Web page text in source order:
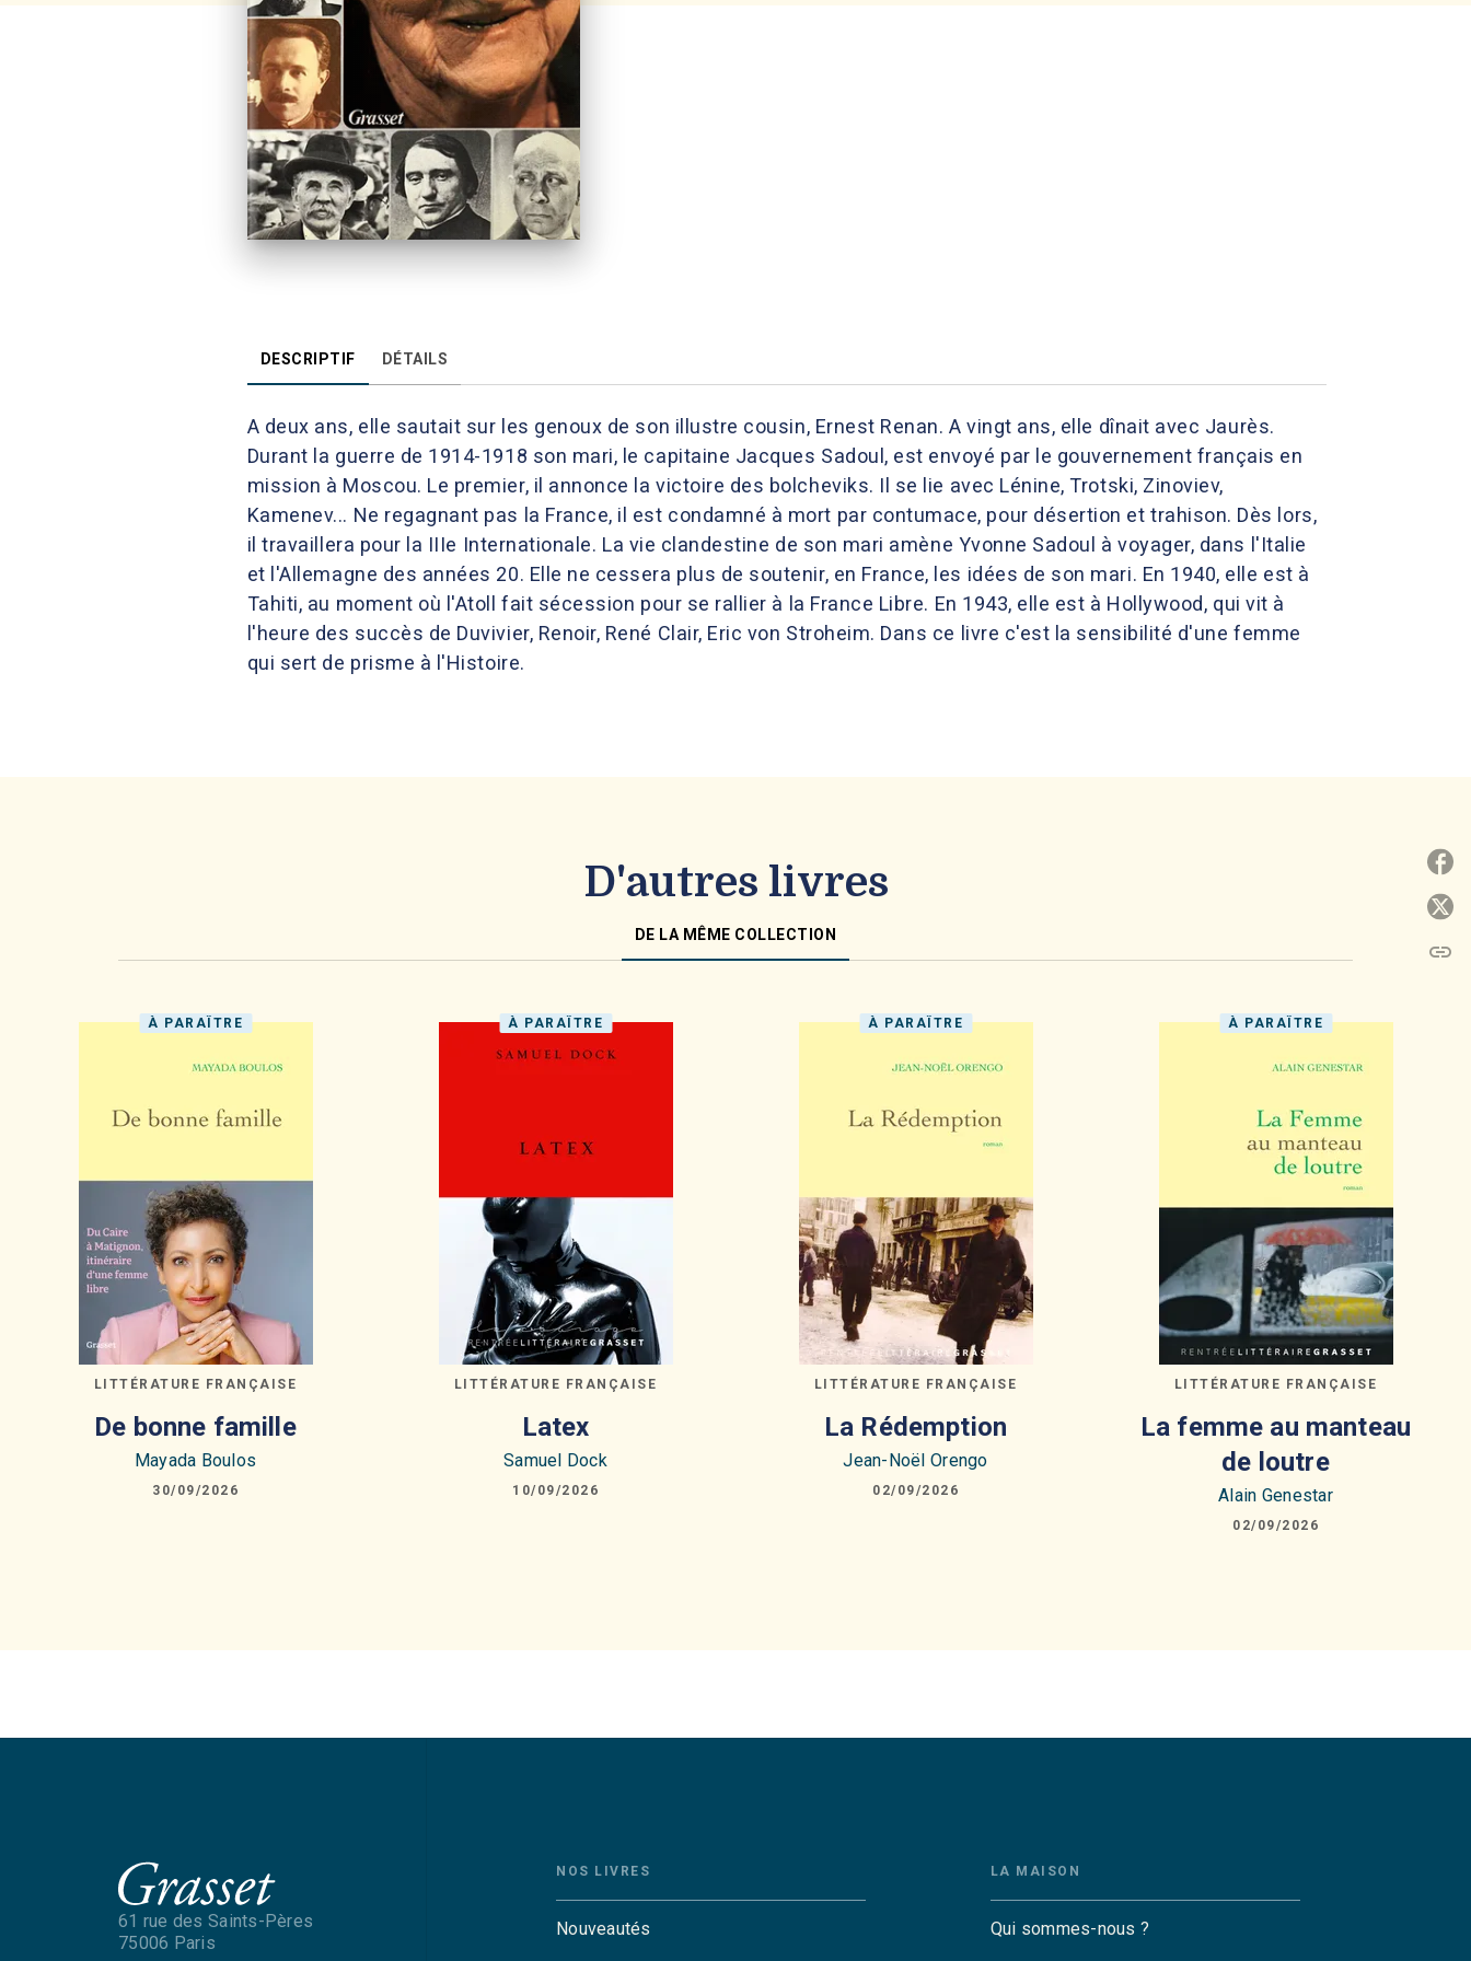
DESCRIPTIF DÉTAILS
A deux ans, elle sautait sur les genoux de son illustre cousin, Ernest Renan. A vingt ans, elle dînait avec Jaurès.
Durant la guerre de 1914-1918 son mari, le capitaine Jacques Sadoul, est envoyé par le gouvernement français en
mission à Moscou. Le premier, il annonce la victoire des bolcheviks. Il se lie avec Lénine, Trotski, Zinoviev,
Kamenev... Ne regagnant pas la France, il est condamné à mort par contumace, pour désertion et trahison. Dès lors,
il travaillera pour la IIIe Internationale. La vie clandestine de son mari amène Yvonne Sadoul à voyager, dans l'Italie
et l'Allemagne des années 20. Elle ne cessera plus de soutenir, en France, les idées de son mari. En 1940, elle est à
Tahiti, au moment où l'Atoll fait sécession pour se rallier à la France Libre. En 1943, elle est à Hollywood, qui vit à
l'heure des succès de Duvivier, Renoir, René Clair, Eric von Stroheim. Dans ce livre c'est la sensibilité d'une femme
qui sert de prisme à l'Histoire.
D'autres livres
DE LA MÊME COLLECTION
À PARAÎTRE
LITTÉRATURE FRANÇAISE
De bonne famille
Mayada Boulos
30/09/2026
À PARAÎTRE
LITTÉRATURE FRANÇAISE
Latex
Samuel Dock
10/09/2026
À PARAÎTRE
LITTÉRATURE FRANÇAISE
La Rédemption
Jean-Noël Orengo
02/09/2026
À PARAÎTRE
LITTÉRATURE FRANÇAISE
La femme au manteau
de loutre
Alain Genestar
02/09/2026
link
61 rue des Saints-Pères
75006 Paris
NOS LIVRES
Nouveautés
LA MAISON
Qui sommes-nous ?